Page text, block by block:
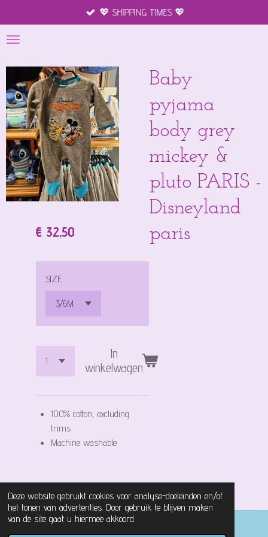
Deze website gebruikt cookies voor analyse-doeleinden en/of
het tonen van advertenties. Door gebruik te blijven maken
van de site gaat u hiermee akkoord.
direct
naar
hoofdinhoud
💖 SHIPPING TIMES 💖
Baby
pyjama
body grey
mickey &
pluto PARIS -
Disneyland
paris
€ 32,50
SIZE
In
winkelwagen
100% cotton, excluding
trims
Machine washable